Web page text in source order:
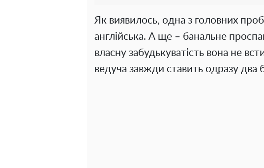
Як виявилось, одна з головних
англійська. А ще – банальне
власну забудькуватість вона не
ведуча завжди ставить одразу два